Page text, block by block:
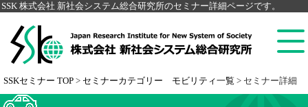
SSK 株式会社 新社会システム総合研究所のセミナー詳細ページです。
SSKセミナー TOP > セミナーカテゴリー モビリティ一覧 > セミナー詳細